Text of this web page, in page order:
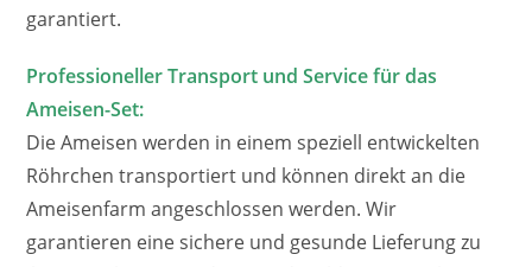
garantiert.
Professioneller Transport und Service für das
Ameisen-Set:
Die Ameisen werden in einem speziell entwickelten
Röhrchen transportiert und können direkt an die
Ameisenfarm angeschlossen werden. Wir
garantieren eine sichere und gesunde Lieferung zu